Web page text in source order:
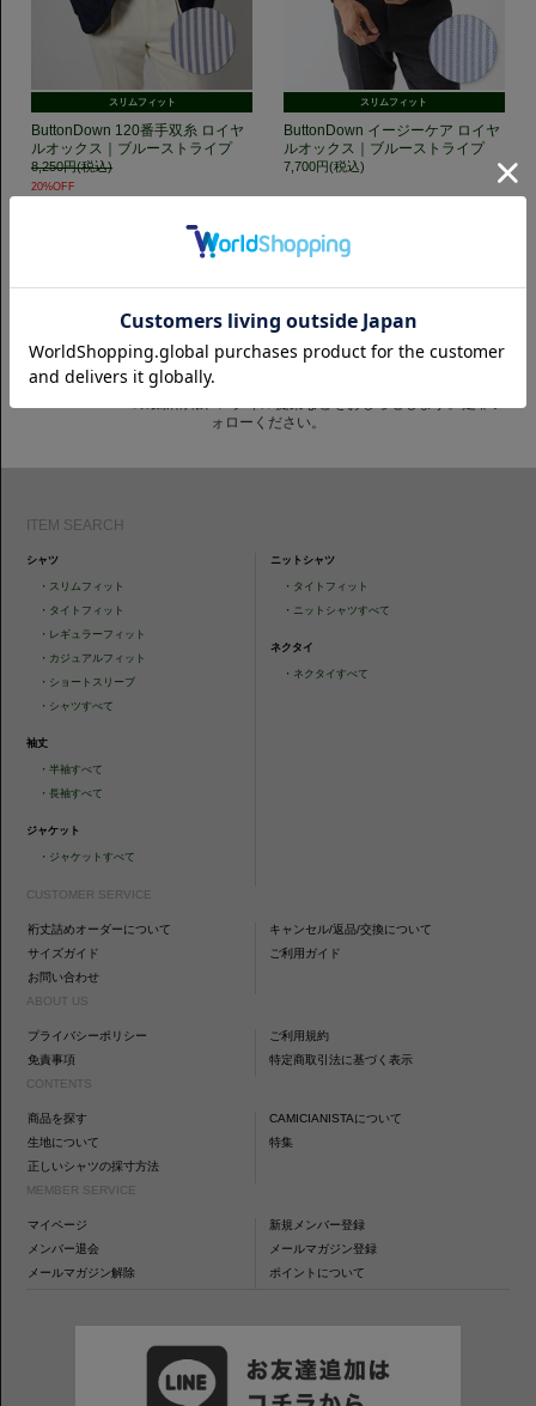
スリムフィット
ButtonDown 120番手双糸 ロイヤ
ルオックス｜ブルーストライプ
8,250円(税込)
20%OFF
スリムフィット
ButtonDown イージーケア ロイヤ
ルオックス｜ブルーストライプ
7,700円(税込)
ォローください。
ITEM SEARCH
シャツ
・ スリムフィット
・ タイトフィット
・ レギュラーフィット
・ カジュアルフィット
・ ショートスリーブ
・ シャツすべて
袖丈
・半袖すべて
・長袖すべて
ジャケット
・ ジャケットすべて
ニットシャツ
・ タイトフィット
・ ニットシャツすべて
ネクタイ
・ ネクタイすべて
CUSTOMER SERVICE
裄丈詰めオーダーについて
キャンセル/返品/交換について
サイズガイド
ご利用ガイド
お問い合わせ
ABOUT US
プライバシーポリシー
ご利用規約
免責事項
特定商取引法に基づく表示
CONTENTS
商品を探す
CAMICIANISTAについて
生地について
特集
正しいシャツの採寸方法
MEMBER SERVICE
マイページ
新規メンバー登録
メンバー退会
メールマガジン登録
メールマガジン解除
ポイントについて